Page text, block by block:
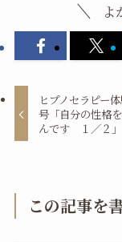
よ
ヒプノセラピー
号「自分の性格
んです １／２」
この記事を